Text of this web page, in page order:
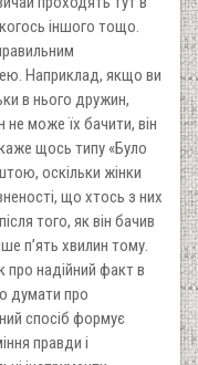
іншого тощо.
Наприклад, якщо ви
в нього дружин,
може їх бачити, він
щось типу «Було
оскільки жінки
що хтось з них
того, як він бачив
п’ять хвилин тому.
надійний факт в
думати про
спосіб формує
правди і